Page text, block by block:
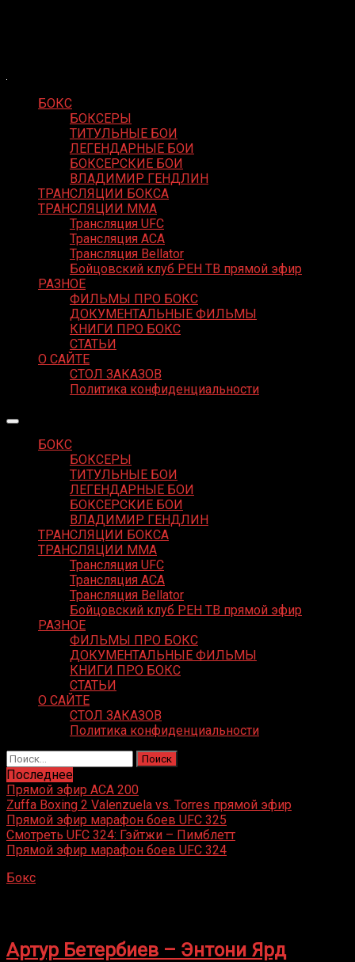
БОКС
БОКСЕРЫ
ТИТУЛЬНЫЕ БОИ
ЛЕГЕНДАРНЫЕ БОИ
БОКСЕРСКИЕ БОИ
ВЛАДИМИР ГЕНДЛИН
ТРАНСЛЯЦИИ БОКСА
ТРАНСЛЯЦИИ MMA
Трансляция UFC
Трансляция ACA
Трансляция Bellator
Бойцовский клуб РЕН ТВ прямой эфир
РАЗНОЕ
ФИЛЬМЫ ПРО БОКС
ДОКУМЕНТАЛЬНЫЕ ФИЛЬМЫ
КНИГИ ПРО БОКС
СТАТЬИ
О САЙТЕ
СТОЛ ЗАКАЗОВ
Политика конфиденциальности
БОКС
БОКСЕРЫ
ТИТУЛЬНЫЕ БОИ
ЛЕГЕНДАРНЫЕ БОИ
БОКСЕРСКИЕ БОИ
ВЛАДИМИР ГЕНДЛИН
ТРАНСЛЯЦИИ БОКСА
ТРАНСЛЯЦИИ MMA
Трансляция UFC
Трансляция ACA
Трансляция Bellator
Бойцовский клуб РЕН ТВ прямой эфир
РАЗНОЕ
ФИЛЬМЫ ПРО БОКС
ДОКУМЕНТАЛЬНЫЕ ФИЛЬМЫ
КНИГИ ПРО БОКС
СТАТЬИ
О САЙТЕ
СТОЛ ЗАКАЗОВ
Политика конфиденциальности
Найти:
Последнее
Прямой эфир ACA 200
Zuffa Boxing 2 Valenzuela vs. Torres прямой эфир
Прямой эфир марафон боев UFC 325
Смотреть UFC 324: Гэйтжи – Пимблетт
Прямой эфир марафон боев UFC 324
Бокс
Артур Бетербиев – Энтони Ярд